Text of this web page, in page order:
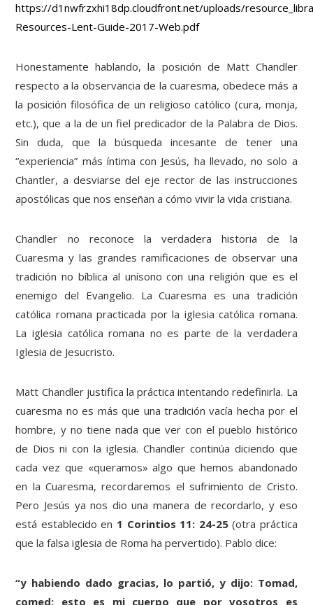
https://d1nwfrzxhi18dp.cloudfront.net/uploads/
Resources-Lent-Guide-2017-Web.pdf
Honestamente hablando, la posición de Matt Chandler
respecto a la observancia de la cuaresma, obedece más a
la posición filosófica de un religioso católico (cura, monja,
etc.), que a la de un fiel predicador de la Palabra de Dios.
Sin duda, que la búsqueda incesante de tener una
“experiencia” más íntima con Jesús, ha llevado, no solo a
Chantler, a desviarse del eje rector de las instrucciones
apostólicas que nos enseñan a cómo vivir la vida cristiana.
Chandler no reconoce la verdadera historia de la
Cuaresma y las grandes ramificaciones de observar una
tradición no bíblica al unísono con una religión que es el
enemigo del Evangelio. La Cuaresma es una tradición
católica romana practicada por la iglesia católica romana.
La iglesia católica romana no es parte de la verdadera
Iglesia de Jesucristo.
Matt Chandler justifica la práctica intentando redefinirla. La
cuaresma no es más que una tradición vacía hecha por el
hombre, y no tiene nada que ver con el pueblo histórico
de Dios ni con la iglesia. Chandler continúa diciendo que
cada vez que «queramos» algo que hemos abandonado
en la Cuaresma, recordaremos el sufrimiento de Cristo.
Pero Jesús ya nos dio una manera de recordarlo, y eso
está establecido en 1 Corintios 11: 24-25(otra práctica
que la falsa iglesia de Roma ha pervertido). Pablo dice:
“y habiendo dado gracias, lo partió, y dijo: Tomad,
comed; esto es mi cuerpo que por vosotros es